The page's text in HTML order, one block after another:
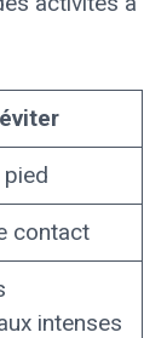
contact
intenses